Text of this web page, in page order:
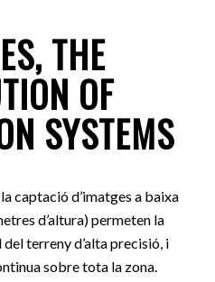
THE
OF
SYSTEMS
captació d’imatges a baixa
d’altura) permeten la
terreny d’alta precisió, i
sobre tota la zona.